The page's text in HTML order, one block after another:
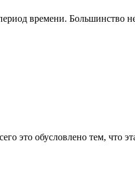
времени. Большинство
это обусловлено тем, что